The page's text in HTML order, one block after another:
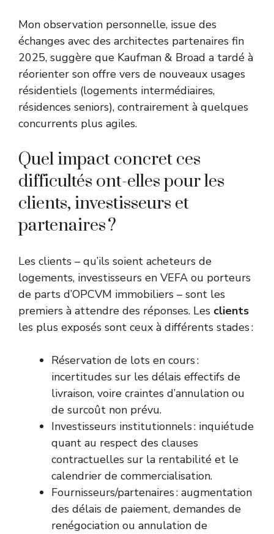
Mon observation personnelle, issue des
échanges avec des architectes partenaires fin
2025, suggère que Kaufman & Broad a tardé à
réorienter son offre vers de nouveaux usages
résidentiels (logements intermédiaires,
résidences seniors), contrairement à quelques
concurrents plus agiles.
Quel impact concret ces
difficultés ont-elles pour les
clients, investisseurs et
partenaires ?
Les clients – qu’ils soient acheteurs de
logements, investisseurs en VEFA ou porteurs
de parts d’OPCVM immobiliers – sont les
premiers à attendre des réponses. Les clients
les plus exposés sont ceux à différents stades :
Réservation de lots en cours :
incertitudes sur les délais effectifs de
livraison, voire craintes d’annulation ou
de surcoût non prévu.
Investisseurs institutionnels : inquiétude
quant au respect des clauses
contractuelles sur la rentabilité et le
calendrier de commercialisation.
Fournisseurs/partenaires : augmentation
des délais de paiement, demandes de
renégociation ou annulation de